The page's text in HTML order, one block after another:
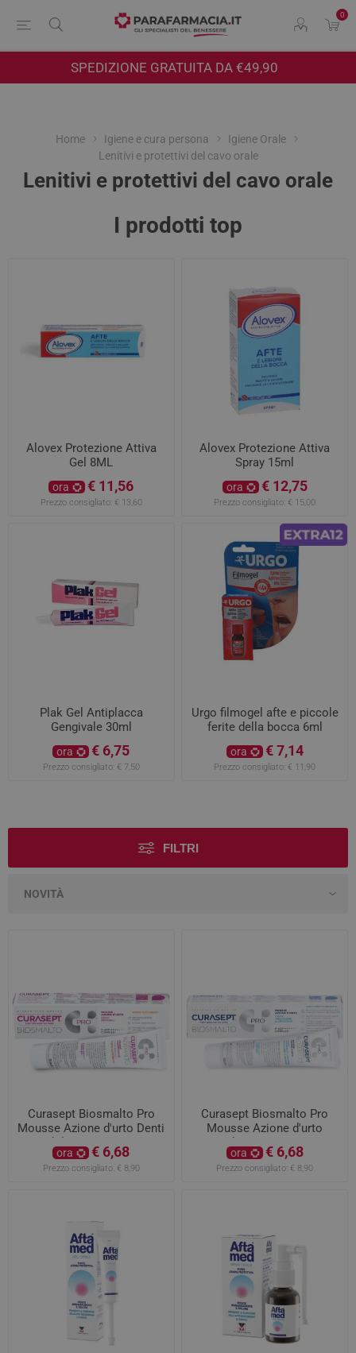
0
SPEDIZIONE GRATUITA DA €49,90
Home Igiene e cura persona
Igiene Orale
Lenitivi e protettivi del cavo orale
Lenitivi e protettivi del cavo orale
I prodotti top
Alovex Protezione Attiva
Gel 8ML
ora € 11,56
Prezzo consigliato: € 13,60
Alovex Protezione Attiva
Spray 15ml
ora € 12,75
Prezzo consigliato: € 15,00
Plak Gel Antiplacca
Gengivale 30ml
ora € 6,75
Prezzo consigliato: € 7,50
Urgo filmogel afte e piccole
ferite della bocca 6ml
ora € 7,14
Prezzo consigliato: € 11,90
FILTRI
Curasept Biosmalto Pro
Mousse Azione d'urto Denti
Sensibili Gusto Tutti Frutti
50ml
ora € 6,68
Prezzo consigliato: € 8,90
Curasept Biosmalto Pro
Mousse Azione d'urto
Carie, Abrasione e Erosione
Gusto Menta 50ml
ora € 6,68
Prezzo consigliato: € 8,90